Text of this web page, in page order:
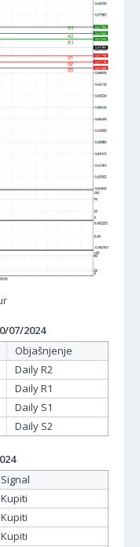
07/2024
Objašnjenje
Daily R2
Daily R1
Daily S1
Daily S2
Signal
Kupiti
Kupiti
Kupiti